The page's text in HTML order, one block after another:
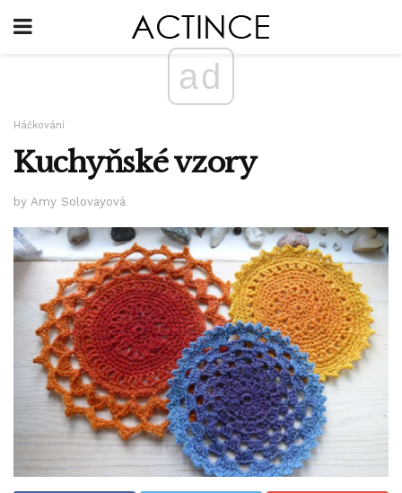
ad
Háčkování
Kuchyňské vzory
by Amy Solovayová